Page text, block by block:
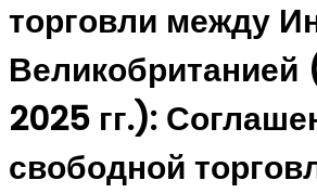
торговли между
2025 гг.):
свободной